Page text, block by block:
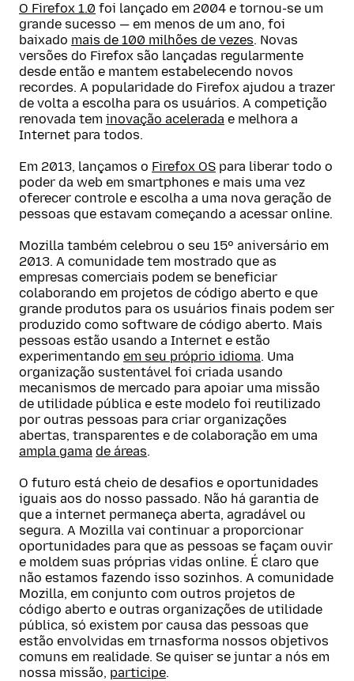
O Firefox 1.0 foi lançado em 2004 e tornou-se um
grande sucesso — em menos de um ano, foi
baixado mais de 100 milhões de vezes. Novas
versões do Firefox são lançadas regularmente
desde então e mantem estabelecendo novos
recordes. A popularidade do Firefox ajudou a trazer
de volta a escolha para os usuários. A competição
renovada tem inovação acelerada e melhora a
Internet para todos.
Em 2013, lançamos o Firefox OS para liberar todo o
poder da web em smartphones e mais uma vez
oferecer controle e escolha a uma nova geração de
pessoas que estavam começando a acessar online.
Mozilla também celebrou o seu 15º aniversário em
2013. A comunidade tem mostrado que as
empresas comerciais podem se beneficiar
colaborando em projetos de código aberto e que
grande produtos para os usuários finais podem ser
produzido como software de código aberto. Mais
pessoas estão usando a Internet e estão
experimentando em seu próprio idioma. Uma
organização sustentável foi criada usando
mecanismos de mercado para apoiar uma missão
de utilidade pública e este modelo foi reutilizado
por outras pessoas para criar organizações
abertas, transparentes e de colaboração em uma
ampla gama de áreas.
O futuro está cheio de desafios e oportunidades
iguais aos do nosso passado. Não há garantia de
que a internet permaneça aberta, agradável ou
segura. A Mozilla vai continuar a proporcionar
oportunidades para que as pessoas se façam ouvir
e moldem suas próprias vidas online. É claro que
não estamos fazendo isso sozinhos. A comunidade
Mozilla, em conjunto com outros projetos de
código aberto e outras organizações de utilidade
pública, só existem por causa das pessoas que
estão envolvidas em trnasforma nossos objetivos
comuns em realidade. Se quiser se juntar a nós em
nossa missão, participe.